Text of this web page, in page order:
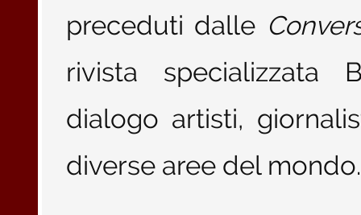
preceduti dalle
rivista specializzata
dialogo artisti,
diverse aree del mondo.